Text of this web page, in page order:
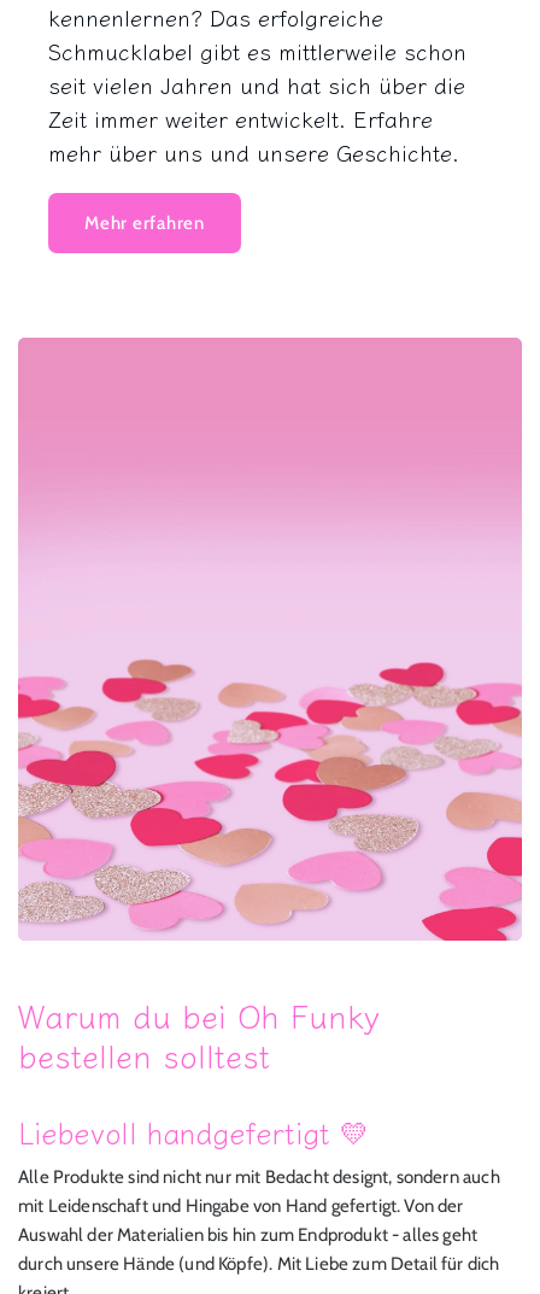
kennenlernen? Das erfolgreiche
Schmucklabel gibt es mittlerweile schon
seit vielen Jahren und hat sich über die
Zeit immer weiter entwickelt. Erfahre
mehr über uns und unsere Geschichte.
Mehr erfahren
Warum du bei Oh Funky
bestellen solltest
Liebevoll handgefertigt 💛
Alle Produkte sind nicht nur mit Bedacht designt, sondern auch
mit Leidenschaft und Hingabe von Hand gefertigt. Von der
Auswahl der Materialien bis hin zum Endprodukt - alles geht
durch unsere Hände (und Köpfe). Mit Liebe zum Detail für dich